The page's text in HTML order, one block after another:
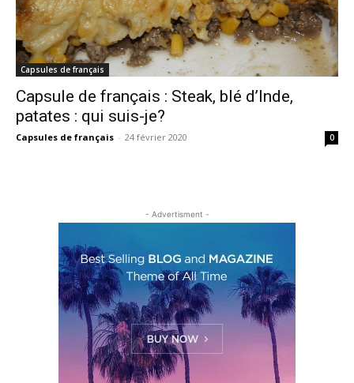
Capsules de français
Capsule de français : Steak, blé d’Inde,
patates : qui suis-je?
Capsules de français - 24 février 2020 0
- Advertisment -